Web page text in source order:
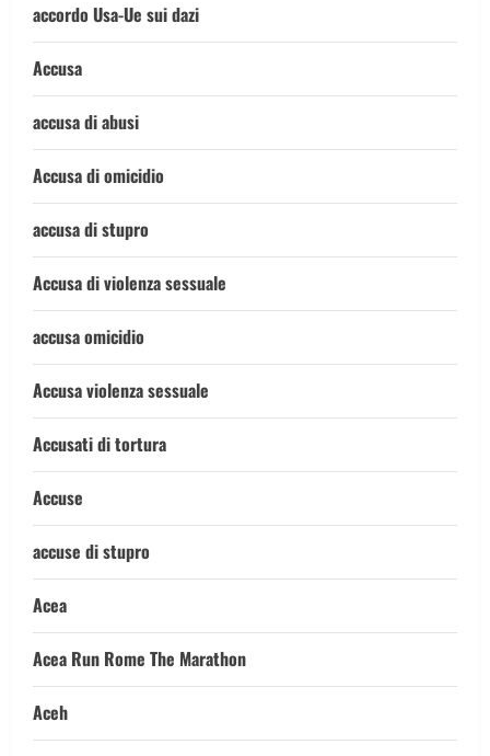
accordo Usa-Ue sui dazi
Accusa
accusa di abusi
Accusa di omicidio
accusa di stupro
Accusa di violenza sessuale
accusa omicidio
Accusa violenza sessuale
Accusati di tortura
Accuse
accuse di stupro
Acea
Acea Run Rome The Marathon
Aceh